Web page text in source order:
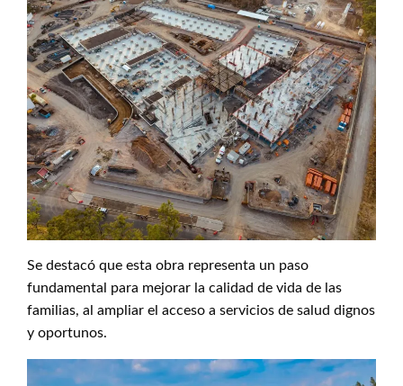
Se destacó que esta obra representa un paso
fundamental para mejorar la calidad de vida de las
familias, al ampliar el acceso a servicios de salud dignos
y oportunos.